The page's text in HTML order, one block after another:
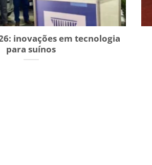
inovações em tecnologia
para suínos